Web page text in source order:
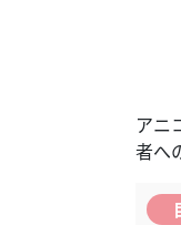
アニ
者へ